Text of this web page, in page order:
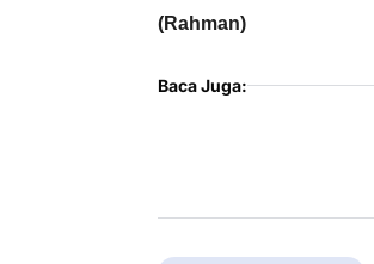
(Rahman)
Baca Juga: